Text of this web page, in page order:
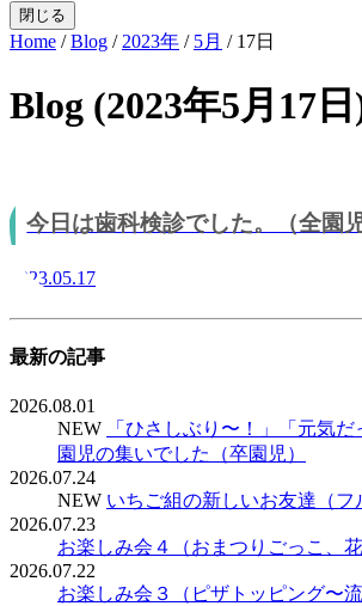
閉じる
Home /Blog / 2023年 / 5月 / 17日
Blog (2023年5月17
今日は歯科検診でした。（全園児
2023.05.17
最新の記事
2026.08.01
NEW
「ひさしぶり〜！」「元気
園児の集いでした（卒園児）
2026.07.24
NEW いちご組の新しいお友達（フ
2026.07.23
お楽しみ会４（おまつりごっこ、花
2026.07.22
お楽しみ会３（ピザトッピング〜流